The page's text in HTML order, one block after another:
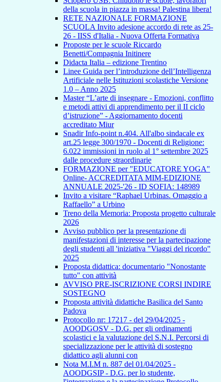
della scuola in piazza in massa! Palestina libera!
RETE NAZIONALE FORMAZIONE
SCUOLA Invito adesione accordo di rete as 25-
26 - IISS d'Italia - Nuova Offerta Formativa
Proposte per le scuole Riccardo
Benetti/Compagnia Initinere
Didacta Italia – edizione Trentino
Linee Guida per l’introduzione dell’Intelligenza
Artificiale nelle Istituzioni scolastiche Versione
1.0 – Anno 2025
Master “L’arte di insegnare - Emozioni, conflitto
e metodi attivi di apprendimento per il II ciclo
d’istruzione” - Aggiornamento docenti
accreditato Miur
Snadir Info-point n.404. All'albo sindacale ex
art.25 legge 300/1970 - Docenti di Religione:
6.022 immissioni in ruolo al 1° settembre 2025
dalle procedure straordinarie
FORMAZIONE per "EDUCATORE YOGA"
Online- ACCREDITATA MIM-EDIZIONE
ANNUALE 2025-'26 - ID SOFIA: 148989
Invito a visitare “Raphael Urbinas. Omaggio a
Raffaello” a Urbino
Treno della Memoria: Proposta progetto culturale
2026
Avviso pubblico per la presentazione di
manifestazioni di interesse per la partecipazione
degli studenti all 'iniziativa "Viaggi del ricordo"
2025
Proposta didattica: documentario "Nonostante
tutto" con attività
AVVISO PRE-ISCRIZIONE CORSI INDIRE
SOSTEGNO
Proposta attività didattiche Basilica del Santo
Padova
Protocollo nr: 17217 - del 29/04/2025 -
AOODGOSV - D.G. per gli ordinamenti
scolastici e la valutazione del S.N.I. Percorsi di
specializzazione per le attività di sostegno
didattico agli alunni con
Nota M.I.M n. 887 del 01/04/2025 -
AOODGSIP - D.G. per lo studente,